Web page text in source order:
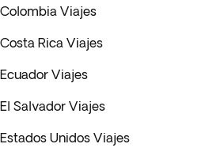
Colombia Viajes
Costa Rica Viajes
Ecuador Viajes
El Salvador Viajes
Estados Unidos Viajes